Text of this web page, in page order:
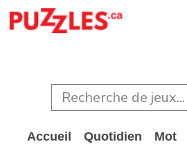
Accueil Quotidien Mot